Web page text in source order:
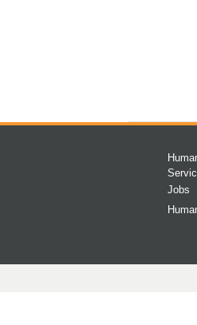
Jobs